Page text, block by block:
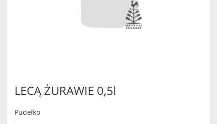
LECĄ ŻURAWIE 0,5l
Pudełko